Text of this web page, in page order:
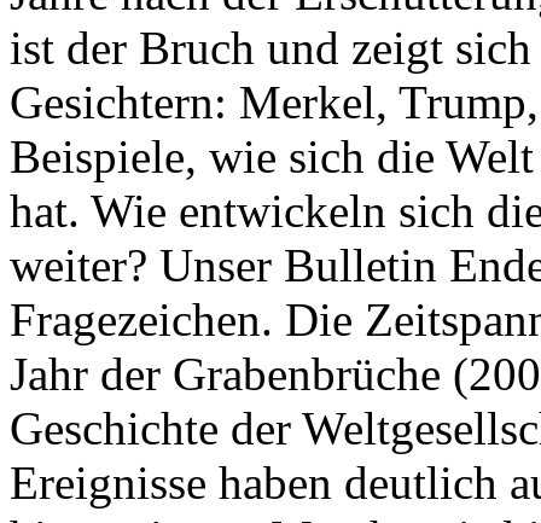
ist der Bruch und zeigt
Gesichtern: Merkel,
Beispiele, wie sich die
hat. Wie entwickeln sich
weiter? Unser Bulletin
Fragezeichen. Die
Jahr der Grabenbrüche
Geschichte der
Ereignisse haben deutlich